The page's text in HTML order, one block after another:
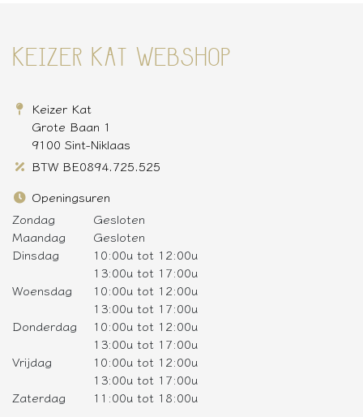
KEIZER KAT WEBSHOP
Keizer Kat
Grote Baan 1
9100 Sint-Niklaas
BTW BE0894.725.525
Openingsuren
Zondag
Gesloten
Maandag
Gesloten
Dinsdag
10:00u tot 12:00u
13:00u tot 17:00u
Woensdag
10:00u tot 12:00u
13:00u tot 17:00u
Donderdag
10:00u tot 12:00u
13:00u tot 17:00u
Vrijdag
10:00u tot 12:00u
13:00u tot 17:00u
Zaterdag
11:00u tot 18:00u